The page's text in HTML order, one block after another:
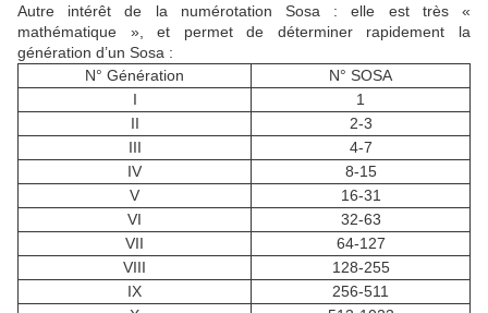
Autre intérêt de la numérotation Sosa : elle est très «
mathématique », et permet de déterminer rapidement la
génération d’un Sosa :
N° Génération
N° SOSA
I
1
II
2-3
III
4-7
IV
8-15
V
16-31
VI
32-63
VII
64-127
VIII
128-255
IX
256-511